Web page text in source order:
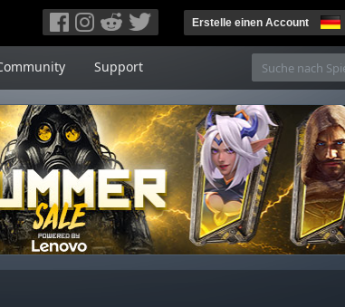
Erstelle einen Account
Support